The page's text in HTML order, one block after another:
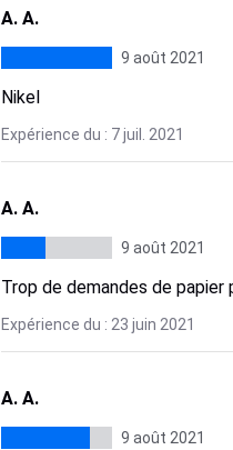
A. A.
9 août 2021
Nikel
Expérience du : 7 juil. 2021
A. A.
9 août 2021
Trop de demandes de
Expérience du : 23 juin 2021
A. A.
9 août 2021